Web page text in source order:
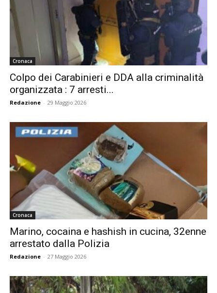
Cronaca
Colpo dei Carabinieri e DDA alla criminalità
organizzata : 7 arresti...
Redazione - 29 Maggio 2026
Cronaca
Marino, cocaina e hashish in cucina, 32enne
arrestato dalla Polizia
Redazione - 27 Maggio 2026